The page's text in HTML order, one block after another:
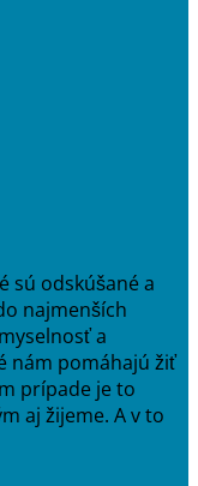
sú odskúšané a
najmenších
a
nám pomáhajú žiť
prípade je to
aj žijeme. A v to